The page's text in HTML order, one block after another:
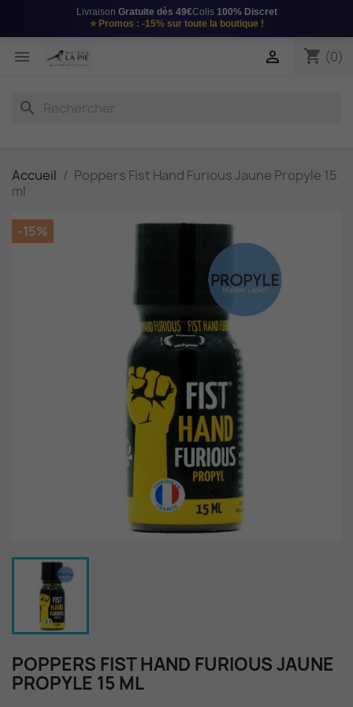
Livraison Gratuite dès 49€Colis 100% Discret
⭐ Promos : -15%sur toute la boutique !
 shopping_cart (0)

search
Accueil
Poppers Fist Hand Furious Jaune Propyle 15
ml
-15%
POPPERS FIST HAND FURIOUS JAUNE
PROPYLE 15 ML